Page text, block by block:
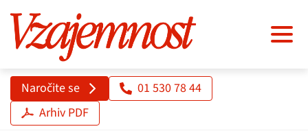
Naročite se
01 530 78 44
Arhiv PDF